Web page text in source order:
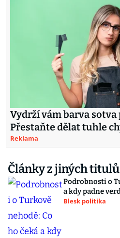
Vydrží vám barva sotva
Přestaňte dělat tuhle
Reklama
Články z jiných titulů
Podrobnosti o
a kdy padne
Blesk politika